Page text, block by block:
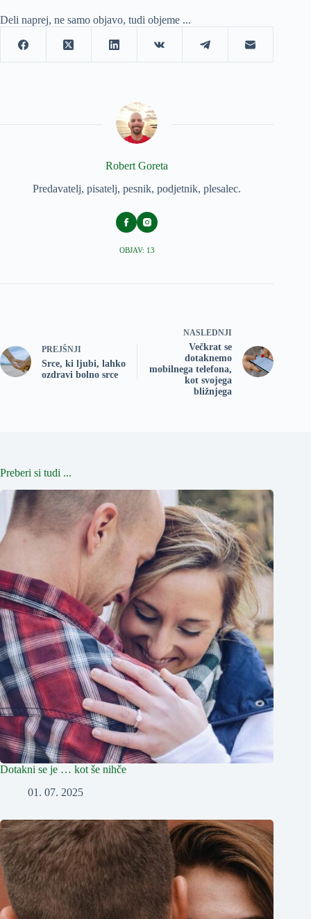
Deli naprej, ne samo objavo, tudi objeme ...
Robert Goreta
Predavatelj, pisatelj, pesnik, podjetnik, plesalec.
OBJAV: 13
PREJŠNJI
Srce, ki ljubi, lahko
ozdravi bolno srce
NASLEDNJI
Večkrat se
dotaknemo
mobilnega telefona,
kot svojega
bližnjega
Preberi si tudi ...
Dotakni se je … kot še nihče
01. 07. 2025